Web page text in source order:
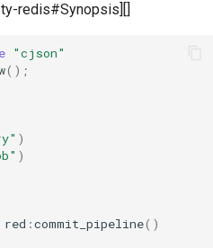
redis#Synopsis][]
"cjson"
();
)
)
red :commit_pipeline()